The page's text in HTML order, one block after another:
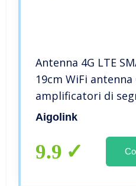
Antenna 4G LTE
19cm WiFi
amplificatori di
Vodafone Huawei
Telecamera, 2
Aigolink
9.9